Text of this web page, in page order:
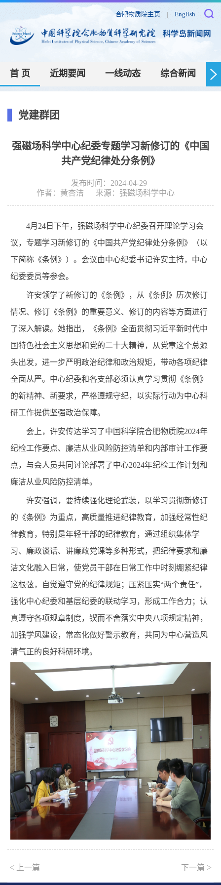
合肥物质院主页 | English
首 页 近期要闻 一线动态 综合新闻
党建群团
强磁场科学中心纪委专题学习新修订的《中国
共产党纪律处分条例》
发布时间：2024-04-29
作者： 黄杏洁 来源： 强磁场科学中心
4月 24 日下午，强磁场科学中心纪委召开理论学习会
议，专题学习新修订的《中国共产党纪律处分条例》（以
下简称《条例》）。会议由中心纪委书记许安主持，中心
纪委委员等参会。
许安领学了新修订的《条例》，从《条例》历次修订
情况、修订《条例》的重要意义、修订的内容等方面进行
了深入解读。她指出，《条例》全面贯彻习近平新时代中
国特色社会主义思想和党的二十大精神，从党章这个总源
头出发，进一步严明政治纪律和政治规矩，带动各项纪律
全面从严。中心纪委和各支部必须认真学习贯彻《条例》
的新精神、新要求，严格遵规守纪，以实际行动为中心科
研工作提供坚强政治保障。
会上，许安传达学习了中国科学院合肥物质院2024年
纪检工作要点、廉洁从业风险防控清单和内部审计工作要
点，与会人员共同讨论部署了中心2024年纪检工作计划和
廉洁从业风险防控清单。
许安强调，要持续强化理论武装，以学习贯彻新修订
的《条例》为重点，高质量推进纪律教育，加强经常性纪
律教育，特别是年轻干部的纪律教育，通过组织集体学
习、廉政谈话、讲廉政党课等多种形式，把纪律要求和廉
洁文化融入日常，使党员干部在日常工作中时刻绷紧纪律
这根弦，自觉遵守党的纪律规矩；压紧压实“两个责任”，
强化中心纪委和基层纪委的联动学习，形成工作合力；认
真遵守各项规章制度，锲而不舍落实中央八项规定精神，
加强学风建设，常态化做好警示教育，共同为中心营造风
清气正的良好科研环境。
< 上一篇 下一篇 >